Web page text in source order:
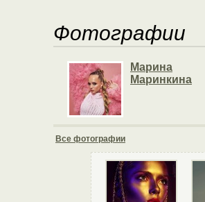
Фотографии
Марина
Маринкина
Все фотографии